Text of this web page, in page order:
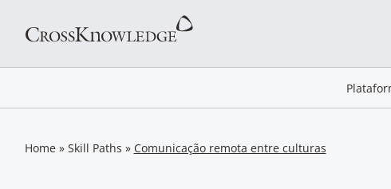
Home» Skill Paths » Comunicação remota entre culturas